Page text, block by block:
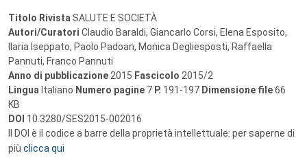
Titolo Rivista SALUTE E SOCIETÀ
Autori/Curatori Claudio Baraldi, Giancarlo Corsi, Elena Esposito,
Ilaria Iseppato, Paolo Padoan, Monica Degliesposti, Raffaella
Pannuti, Franco Pannuti
Anno di pubblicazione 2015 Fascicolo 2015/2
Lingua Italiano Numero pagine 7 P. 191-197 Dimensione file66
KB
DOI 10.3280/SES2015-002016
Il DOI è il codice a barre della proprietà intellettuale: per saperne di
più clicca qui